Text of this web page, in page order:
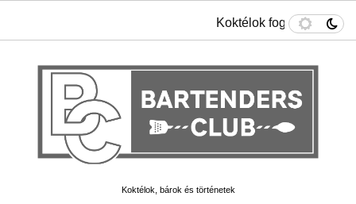
Koktélok
Koktélok, bárok és történetek